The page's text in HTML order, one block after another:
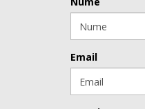
Email